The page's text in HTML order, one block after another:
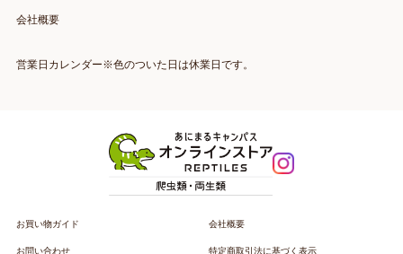
会社概要
営業日カレンダー※色のついた日は休業日です。
お買い物ガイド 会社概要
お問い合わせ 特定商取引法に基づく表示